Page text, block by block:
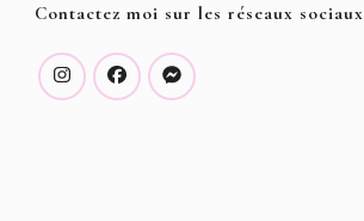
Contactez moi sur les réseaux sociaux